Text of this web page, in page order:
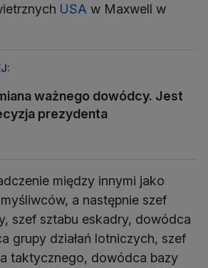
USA w Maxwell w
ważnego dowódcy. Jest
prezydenta
między innymi jako
a następnie szef
szef sztabu eskadry, dowódca
grupy działań lotniczych, szef
taktycznego, dowódca bazy